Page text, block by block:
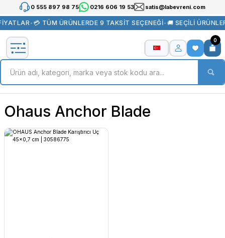
0 555 897 98 75 0216 606 19 53 satis@labevreni.com
•💳 TÜM ÜRÜNLERDE 9 TAKSİT SEÇENEĞİ•🚚 SEÇİLİ
0
Ohaus Anchor Blade